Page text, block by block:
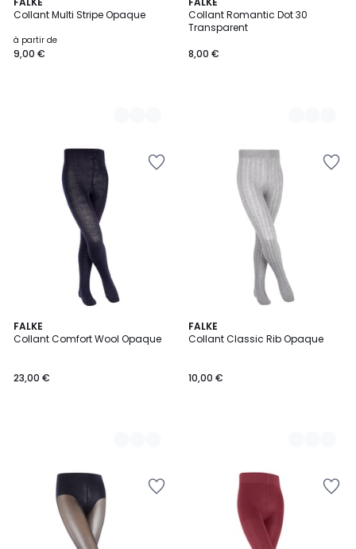
Collant Multi Stripe Opaque
à partir de
9,00 €
6
Couleurs
Collant Romantic Dot 30
Transparent
8,00 €
2
Couleurs
FALKE
Collant Comfort Wool Opaque
23,00 €
10
Couleurs
FALKE
Collant Classic Rib Opaque
10,00 €
3
Couleurs